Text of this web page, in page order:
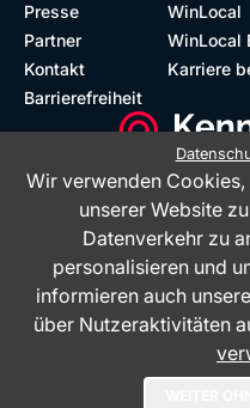
Presse
Partner
Kontakt
Barrierefreiheit
WinLocal
WinLocal
Karriere
Wir verwenden
unserer Website
Datenverkehr zu
personalisieren und
informieren auch
über Nutzeraktivitäten